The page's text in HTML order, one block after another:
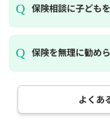
保険相談に子ども
保険を無理に勧め
よくあ